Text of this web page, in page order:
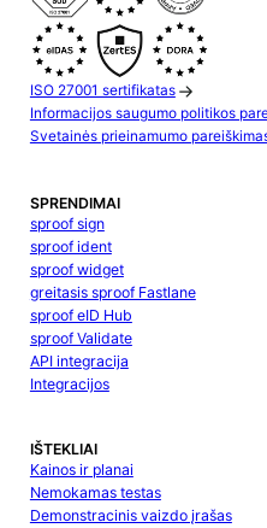
ISO 27001 sertifikatas
Informacijos saugumo politikos
Svetainės prieinamumo
SPRENDIMAI
sproof sign
sproof ident
sproof widget
greitasis sproof Fastlane
sproof eID Hub
sproof Validate
API integracija
Integracijos
IŠTEKLIAI
Kainos ir planai
Nemokamas testas
Demonstracinis vaizdo įrašas